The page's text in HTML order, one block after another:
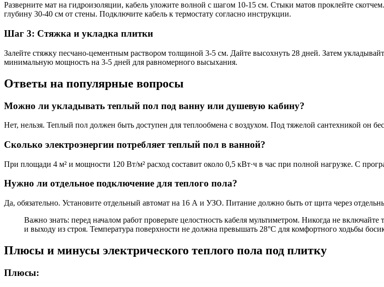
Разверните мат на гидроизоляции, кабель уложите волной с шагом 10-15 см. Стыки матов проклейте
глубину 30-40 см от стены. Подключите кабель к термостату согласно инструкции.
Шаг 3: Стяжка и укладка плитки
Залейте стяжку песчано-цементным раствором толщиной 3-5 см. Дайте высохнуть 28 дней. Затем
минимальную мощность на 3-5 дней для равномерного высыхания.
Ответы на популярные вопросы
Можно ли укладывать теплый пол под ванну или душевую кабину?
Нет, нельзя. Теплый пол должен быть доступен для теплообмена с воздухом. Под тяжелой сантехникой он
Сколько электроэнергии потребляет теплый пол в ванной?
При площади 4 м² и мощности 120 Вт/м² расход составит около 0,5 кВт·ч в час при полной нагрузке. С
Нужно ли отдельное подключение для теплого пола?
Да, обязательно. Установите отдельный автомат на 16 А и УЗО. Питание должно быть от щита через
Важно знать: перед началом работ проверьте целостность кабеля мультиметром. Никогда не
и выходу из строя. Температура поверхности не должна превышать 28°C для комфортного ходьбы
Плюсы и минусы электрического теплого пола под плитку
Плюсы: